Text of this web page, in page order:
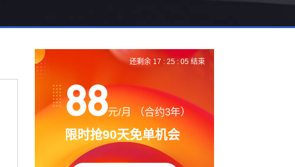
88元/月 （合约3年）
限时抢90天免单机会
还剩余 17 : 25 :04 结束